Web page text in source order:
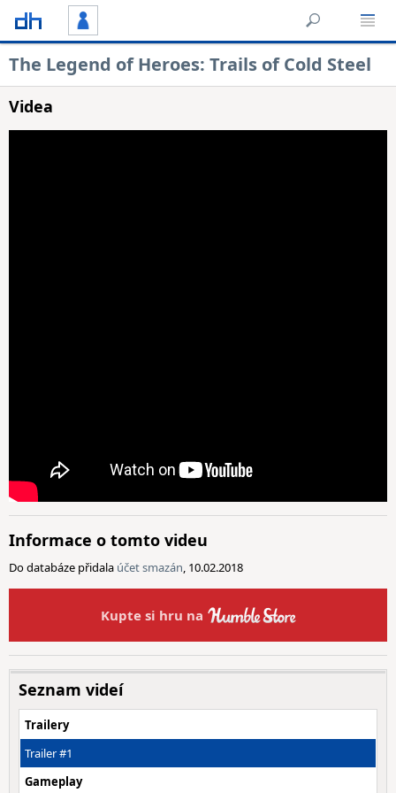
The Legend of Heroes: Trails of Cold Steel
Videa
Informace o tomto videu
Do databáze přidala účet smazán, 10.02.2018
Kupte si hru na
Seznam videí
Trailery
Trailer #1
Gameplay